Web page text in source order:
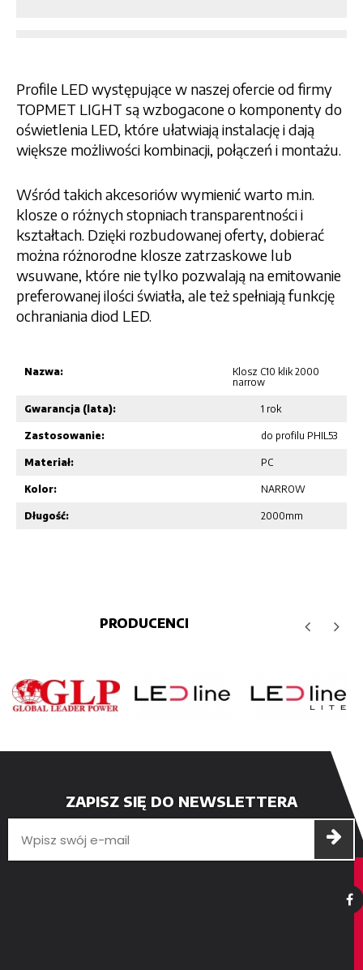
Profile LED występujące w naszej ofercie od firmy
TOPMET LIGHT są wzbogacone o komponenty do
oświetlenia LED, które ułatwiają instalację i dają
większe możliwości kombinacji, połączeń i montażu.
Wśród takich akcesoriów wymienić warto m.in.
klosze o różnych stopniach transparentności i
kształtach. Dzięki rozbudowanej oferty, dobierać
można różnorodne klosze zatrzaskowe lub
wsuwane, które nie tylko pozwalają na emitowanie
preferowanej ilości światła, ale też spełniają funkcję
ochraniania diod LED.
Nazwa:
Klosz C10 klik 2000
narrow
Gwarancja (lata): 1 rok
Zastosowanie: do profilu PHIL53
Materiał: PC
Kolor: NARROW
Długość: 2000mm
PRODUCENCI
ZAPISZ SIĘ DO NEWSLETTERA